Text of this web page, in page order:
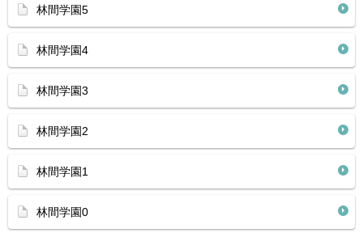
林間学園5
林間学園4
林間学園3
林間学園2
林間学園1
林間学園0